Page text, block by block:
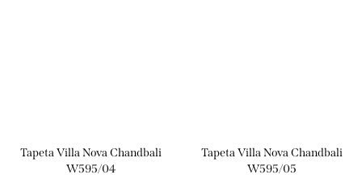
Tapeta Villa Nova Chandbali
W595/04
Tapeta Villa Nova Chandbali
W595/05